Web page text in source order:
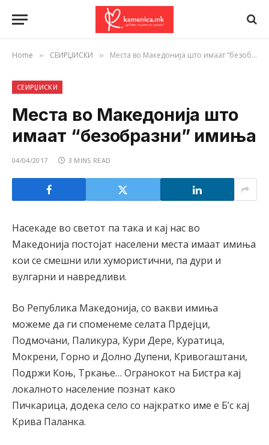
Home » СЕИРЏИСКИ » Места во Македонија што имаат “безобразни” имиња
СЕИРЏИСКИ
Места во Македонија што
имаат “безобразни” имиња
04/04/2017 3 MINS READ
Насекаде во светот па така и кај нас во
Македонија постојат населени места имаат имиња
кои се смешни или хумористични, па дури и
вулгарни и навредливи.
Во Република Македонија, со вакви имиња
можеме да ги споменеме селата Прдејци,
Подмочани, Паликура, Кури Дере, Куратица,
Мокрени, Горно и Долно Дупени, Кривогаштани,
Подржи Коњ, Тркање… Огранокот на Бистра кај
локалното население познат како
Пичкарица, додека село со најкратко име е Б’с кај
Крива Паланка.